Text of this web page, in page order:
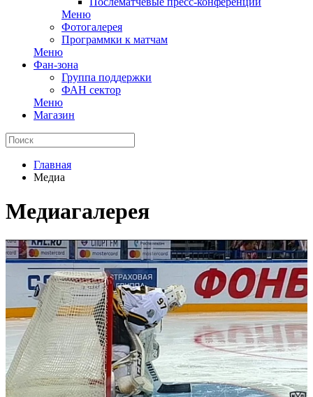
Меню
Фотогалерея
Программки к матчам
Меню
Фан-зона
Группа поддержки
ФАН сектор
Меню
Магазин
Главная
Медиа
Медиагалерея